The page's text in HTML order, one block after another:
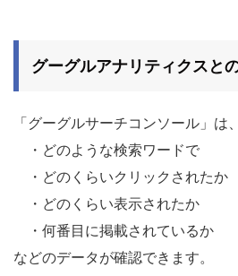
グーグルアナリティクスと
「グーグルサーチコンソール」は
・どのような検索ワードで
・どのくらいクリックされたか
・どのくらい表示されたか
・何番目に掲載されているか
などのデータが確認できます。